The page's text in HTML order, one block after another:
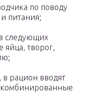
по поводу
питания;
следующих
яйца, творог,
в рацион вводят
комбинированные